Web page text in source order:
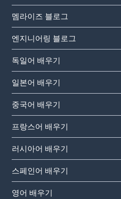
멤라이즈 블로그
엔지니어링 블로그
독일어 배우기
일본어 배우기
중국어 배우기
프랑스어 배우기
러시아어 배우기
스페인어 배우기
영어 배우기